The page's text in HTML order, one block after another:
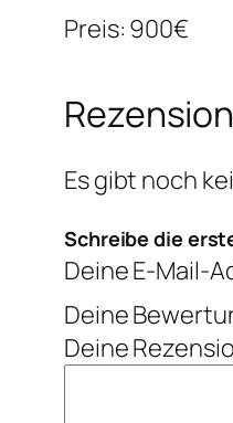
Preis: 900€
Es gibt noch
Schreibe die
Deine E-Mail-
Deine
Deine